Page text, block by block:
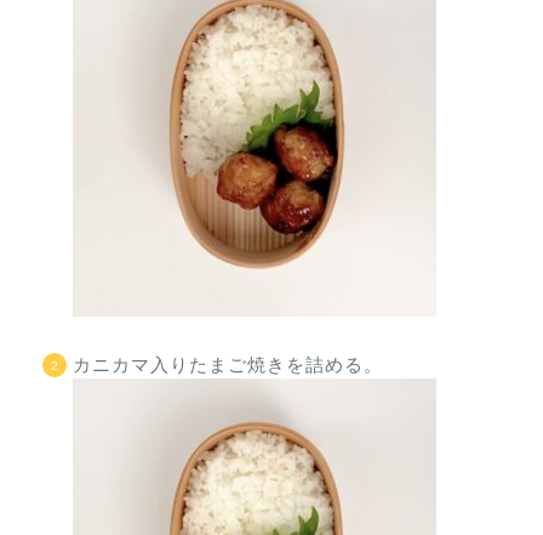
カニカマ入りたまご焼きを詰める。